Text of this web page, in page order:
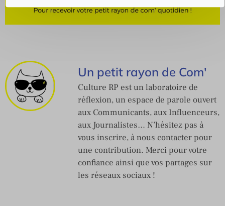
Un petit rayon de Com'
Culture RP est un laboratoire de
réflexion, un espace de parole ouvert
aux Communicants, aux Influenceurs,
aux Journalistes… N’hésitez pas à
vous inscrire, à nous contacter pour
une contribution. Merci pour votre
confiance ainsi que vos partages sur
les réseaux sociaux !